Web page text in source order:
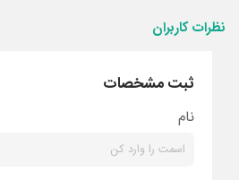
نظرات کاربران
ثبت مشخصات
نام